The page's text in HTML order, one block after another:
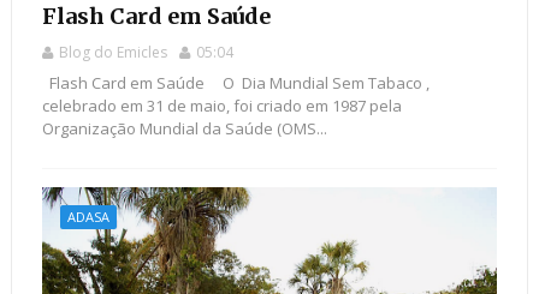
Flash Card em Saúde
Blog do Emicles 05:04
Flash Card em Saúde O Dia Mundial Sem Tabaco ,
celebrado em 31 de maio, foi criado em 1987 pela
Organização Mundial da Saúde (OMS...
ADASA